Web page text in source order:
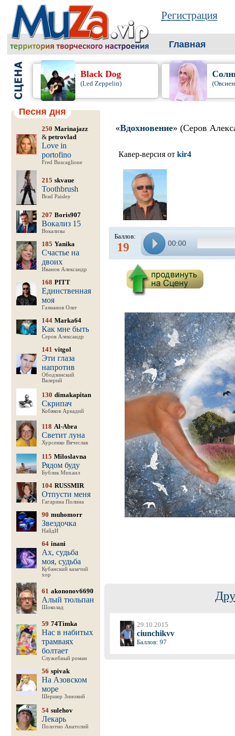
Регистрация
Главная
Black Dog
(Led Zeppelin)
Песня дня
250 Marinajazz
& petrovlad
Love in
portofino
Fred Buscaglione
215 skvaue
Toothbrush
Brad Paisley
207 Boris907
Вокализ 15
Вокализы
185 Yanika
Счастье на
двоих
Иванов Александр
168 PITT
Единственная
моя
Газманов Олег
144 Marka64
Как мне быть
Серов Александр
141 vitgol
Эти глаза
напротив
Ободзинский
Валерий
130 dimakapitan
Скрипач
Кобяков Аркадий
118 Al-Abra
Светит луна
Хурсенко Вячеслав
115 Miloslavna
Рядом буду
Бублик Михаил
104 RUSSMIR
Отпусти меня
Гагарина Полина
90 muhomorr
Звездочка
НайдИ
64 inani
Ах, судьба
моя, судьба
Кубанский казачий
хор
61 akononov6690
Алый тюльпан
Шоколад
59 74Timka
Нас в набитых
трамваях
болтает
Служебный роман
56 spivak
На Азовском
море
Шершер Зиновий
54 sulehov
Лекарь
Полотно Анатолий
«Вдохновение» (Серов
Кавер-версия от kir4
Баллов:
19 00:00
29.10.2015
ciunchikvv
Баллов: 97